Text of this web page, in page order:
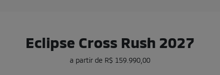
Eclipse Cross Rush 2027
a partir de R$ 159.990,00